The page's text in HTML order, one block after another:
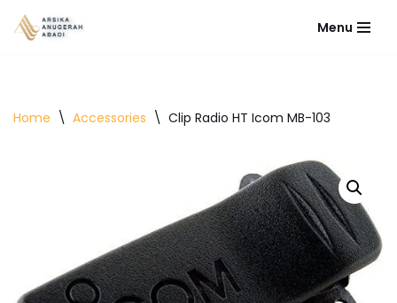
Menu
Home \ Accessories \ Clip Radio HT Icom MB-103